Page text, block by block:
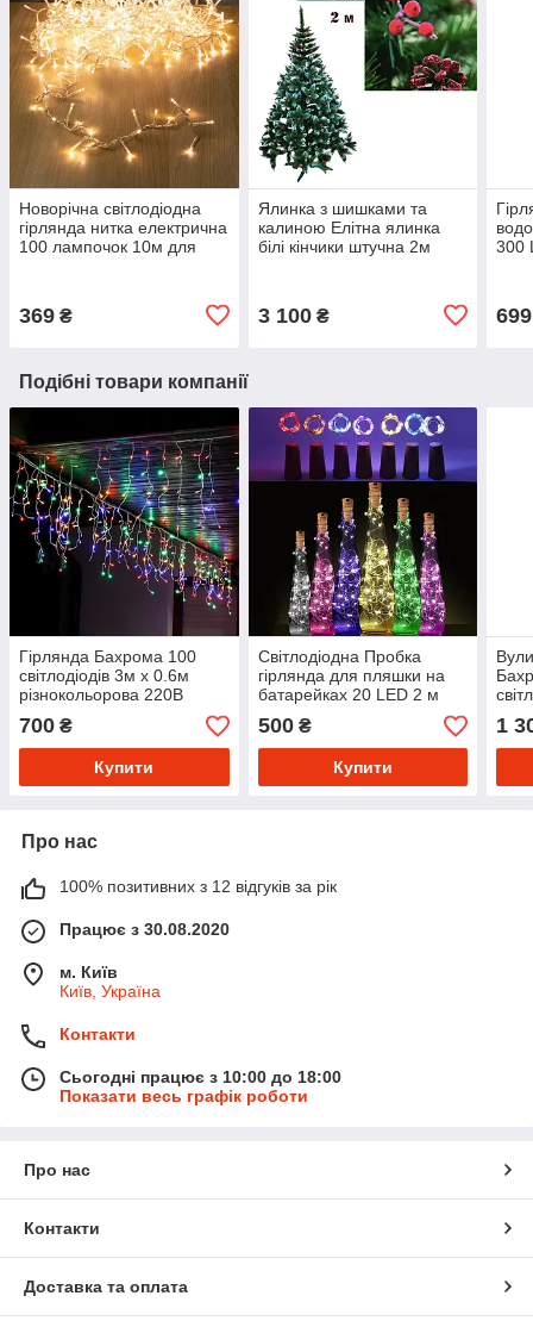
Новорічна світлодіодна
гірлянда нитка електрична
100 лампочок 10м для
369 ₴
Ялинка з шишками та
калиною Елітна ялинка
білі кінчики штучна 2м
3 100₴
300
699
Подібні товари компанії
Гірлянда Бахрома 100
світлодіодів 3м x 0.6м
різнокольорова 220В
Новорічна гірлянда для
дому прикрашання
будинку
700 ₴
Купити
Світлодіодна Пробка
гірлянда для пляшки на
батарейках 20 LED 2 м
різнокольорова (5шт/уп)
500₴
Купити
192
1
Про нас
100% позитивних з 12 відгуків за рік
Працює з 30.08.2020
м. Київ
Київ, Україна
Контакти
Сьогодні працює з 10:00 до 18:00
Показати весь графік роботи
Про нас
Контакти
Доставка та оплата